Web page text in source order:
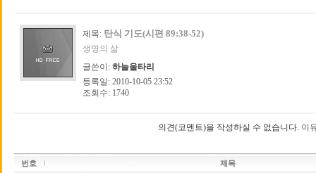
제목: 탄식 기도(시편 89:38-52)
생명의 삶
글쓴이: 하늘울타리
등록일: 2010-10-05 23:52
조회수: 1740
의견(코멘트)을 작성하실 수 없습니다. 이
번호 제목